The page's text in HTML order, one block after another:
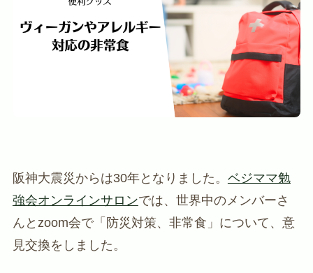
阪神大震災からは30年となりました。 ベジママ勉
強会オンラインサロンでは、世界中のメンバーさ
んとzoom会で「防災対策、非常食」について、意
見交換をしました。